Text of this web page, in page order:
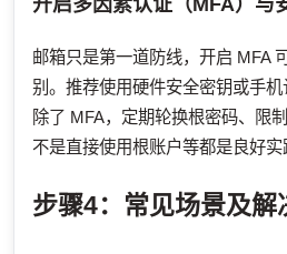
开启多因素认证（MFA）与
邮箱只是第一道防线，开启 MFA
别。推荐使用硬件安全密钥或手机
除了 MFA，定期轮换根密码、限
不是直接使用根账户等都是良好实
步骤4：常见场景及解